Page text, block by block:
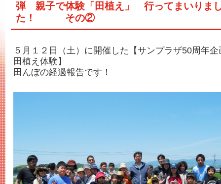
弾 親子で体験「田植え」 行ってまいりま
た！ その②
５月１２日（土）に開催した【サンプラザ50周年
田植え体験】
田んぼの経過報告です！